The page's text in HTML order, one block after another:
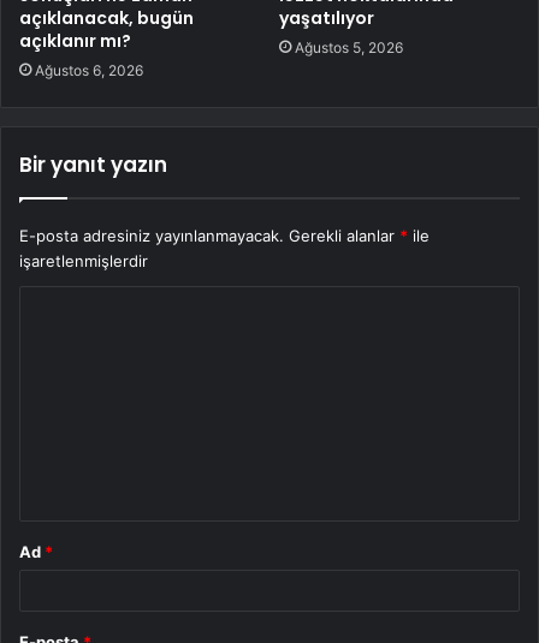
açıklanacak, bugün
açıklanır mı?
Ağustos 6, 2026
yaşatılıyor
Ağustos 5, 2026
Bir yanıt yazın
E-posta adresiniz yayınlanmayacak. Gerekli alanlar * ile
işaretlenmişlerdir
Ad *